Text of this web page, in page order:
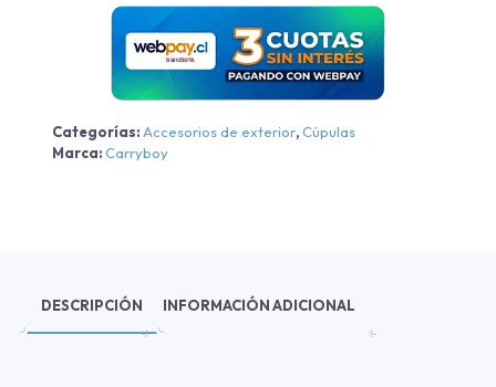
2022-
2024
cantidad
Categorías: Accesorios de exterior,Cúpulas
Marca:Carryboy
DESCRIPCIÓN INFORMACIÓN ADICIONAL